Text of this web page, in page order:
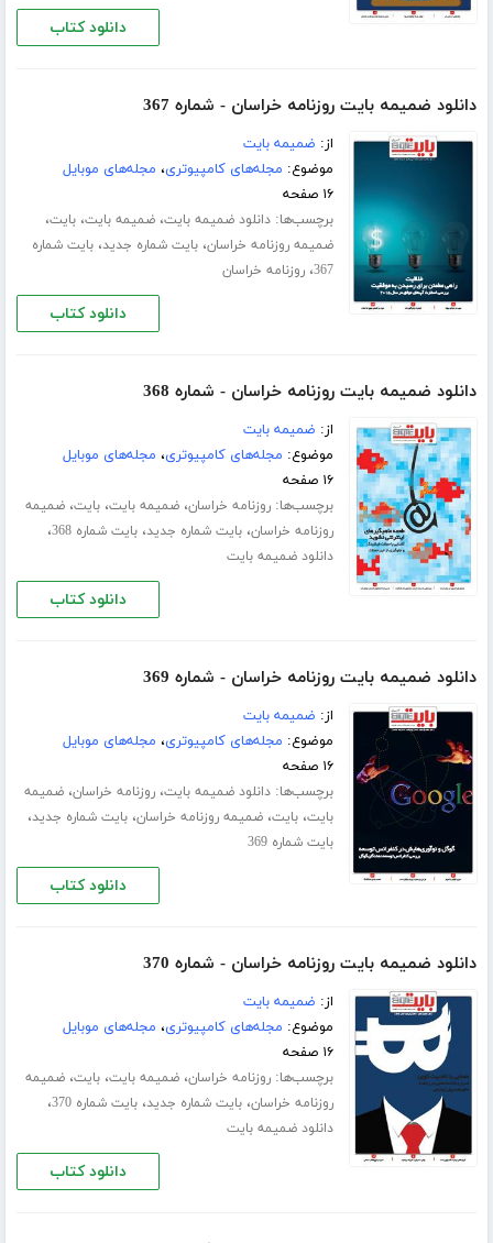
دانلود کتاب
دانلود ضمیمه بایت روزنامه خراسان - شماره 367
از: ضمیمه بایت
موضوع: مجله‌های کامپیوتری، مجله‌های موبایل
۱۶ صفحه
برچسب‌ها:دانلود ضمیمه بایت،ضمیمه بایت،بایت،
ضمیمه روزنامه خراسان،بایت شماره جدید،بایت شماره
367،روزنامه خراسان
دانلود کتاب
دانلود ضمیمه بایت روزنامه خراسان - شماره 368
از: ضمیمه بایت
موضوع: مجله‌های کامپیوتری، مجله‌های موبایل
۱۶ صفحه
برچسب‌ها:روزنامه خراسان،ضمیمه بایت،بایت،ضمیمه
روزنامه خراسان،بایت شماره جدید،بایت شماره 368 ،
دانلود ضمیمه بایت
دانلود کتاب
دانلود ضمیمه بایت روزنامه خراسان - شماره 369
از: ضمیمه بایت
موضوع: مجله‌های کامپیوتری، مجله‌های موبایل
۱۶ صفحه
برچسب‌ها:دانلود ضمیمه بایت،روزنامه خراسان،ضمیمه
بایت،بایت،ضمیمه روزنامه خراسان،بایت شماره جدید،
بایت شماره 369
دانلود کتاب
دانلود ضمیمه بایت روزنامه خراسان - شماره 370
از: ضمیمه بایت
موضوع: مجله‌های کامپیوتری، مجله‌های موبایل
۱۶ صفحه
برچسب‌ها:روزنامه خراسان،ضمیمه بایت،بایت،ضمیمه
روزنامه خراسان،بایت شماره جدید،بایت شماره 370 ،
دانلود ضمیمه بایت
دانلود کتاب